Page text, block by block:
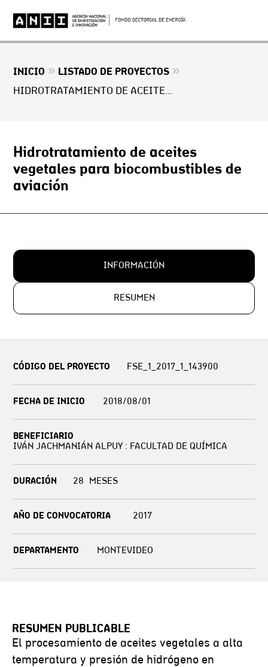
INICIO » LISTADO DE PROYECTOS »
HIDROTRATAMIENTO DE ACEITES VEGETALES PARA BIOCOMBUSTIBLES DE AVIACIÓN
Hidrotratamiento de aceites
vegetales para biocombustibles de
aviación
INFORMACIÓN
RESUMEN
CÓDIGO DEL PROYECTO FSE_1_2017_1_143900
FECHA DE INICIO 2018/08/01
BENEFICIARIO
IVÁN JACHMANIÁN ALPUY : FACULTAD DE QUÍMICA
DURACIÓN 28
AÑO DE CONVOCATORIA 2017
DEPARTAMENTO MONTEVIDEO
RESUMEN PUBLICABLE
El procesamiento de aceites vegetales a alta
temperatura y presión de hidrógeno en